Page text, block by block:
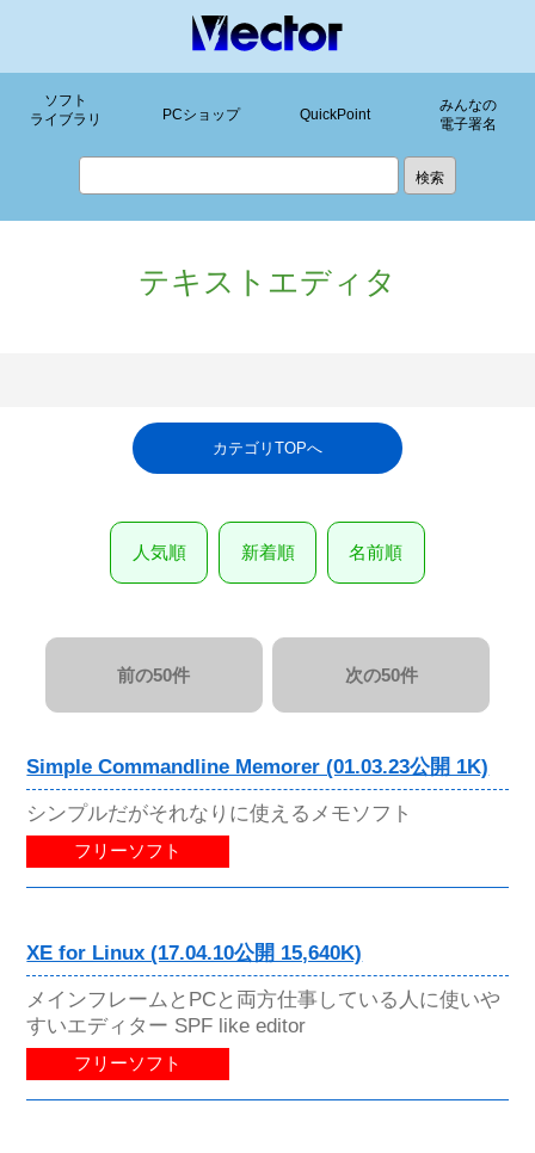
ソフト
ライブラリ
PCショップ QuickPoint
みんなの
電子署名
テキストエディタ
カテゴリTOPへ
人気順 新着順 名前順
前の50件 次の50件
Simple Commandline Memorer (01.03.23公開 1K)
シンプルだがそれなりに使えるメモソフト
フリーソフト
XE for Linux (17.04.10公開 15,640K)
メインフレームとPCと両方仕事している人に使いや
すいエディター SPF like editor
フリーソフト